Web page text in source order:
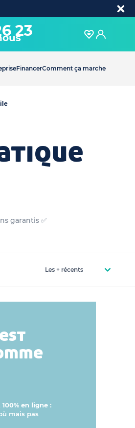
23
FinancerComment ça marche
garantis ✅
en ligne :
mais pas